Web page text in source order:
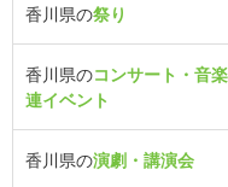
香川県の祭り
香川県のコンサート・音
連イベント
香川県の演劇・講演会